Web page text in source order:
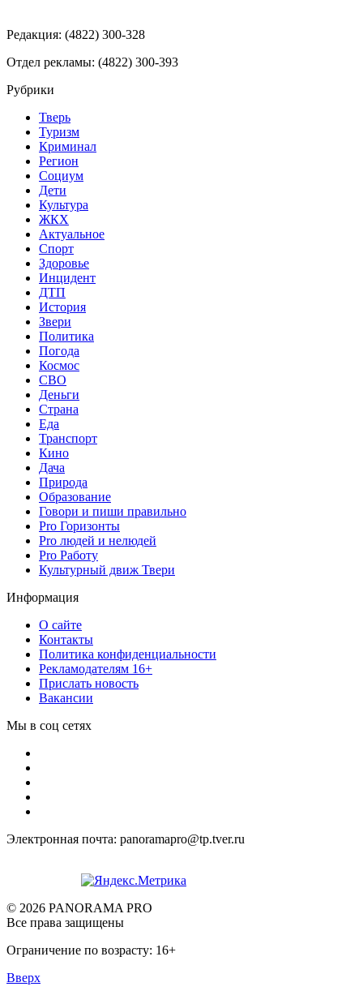
Редакция: (4822) 300-328
Отдел рекламы: (4822) 300-393
Рубрики
Тверь
Туризм
Криминал
Регион
Социум
Дети
Культура
ЖКХ
Актуальное
Спорт
Здоровье
Инцидент
ДТП
История
Звери
Политика
Погода
Космос
СВО
Деньги
Страна
Еда
Транспорт
Кино
Дача
Природа
Образование
Говори и пиши правильно
Pro Горизонты
Pro людей и нелюдей
Pro Работу
Культурный движ Твери
Информация
О сайте
Контакты
Политика конфиденциальности
Рекламодателям 16+
Прислать новость
Вакансии
Мы в соц сетях
Электронная почта: panoramapro@tp.tver.ru
© 2026 PANORAMA PRO
Все права защищены
Ограничение по возрасту: 16+
Вверх